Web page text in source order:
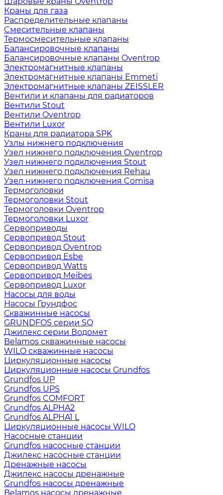
Краны для газа
Распределительные клапаны
Cмесительные клапаны
Термосмесительные клапаны
Балансировочные клапаны
Балансировочные клапаны Oventrop
Электромагнитные клапаны
Электромагнитные клапаны Emmeti
Электромагнитные клапаны ZEISSLER
Вентили и клапаны для радиаторов
Вентили Stout
Вентили Oventrop
Вентили Luxor
Краны для радиатора SPK
Узлы нижнего подключения
Узел нижнего подключения Oventrop
Узел нижнего подключения Stout
Узел нижнего подключения Rehau
Узел нижнего подключения Comisa
Термоголовки
Термоголовки Stout
Термоголовки Oventrop
Термоголовки Luxor
Сервоприводы
Сервопривод Stout
Сервопривод Oventrop
Сервопривод Esbe
Сервопривод Watts
Сервопривод Meibes
Сервопривод Luxor
Насосы для воды
Насосы Грундфос
Скважинные насосы
GRUNDFOS серии SQ
Джилекс серии Водомет
Belamos скважинные насосы
WILO скважинные насосы
Циркуляционные насосы
Циркуляционные насосы Grundfos
Grundfos UP
Grundfos UPS
Grundfos COMFORT
Grundfos ALPHA2
Grundfos ALPHA1 L
Циркуляционные насосы WILO
Насосные станции
Grundfos насосные станции
Джилекс насосные станции
Дренажные насосы
Джилекс насосы дренажные
Grundfos насосы дренажные
Belamos насосы дренажные